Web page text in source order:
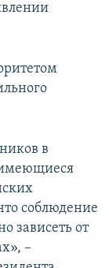
в
соблюдение
зависеть от
–